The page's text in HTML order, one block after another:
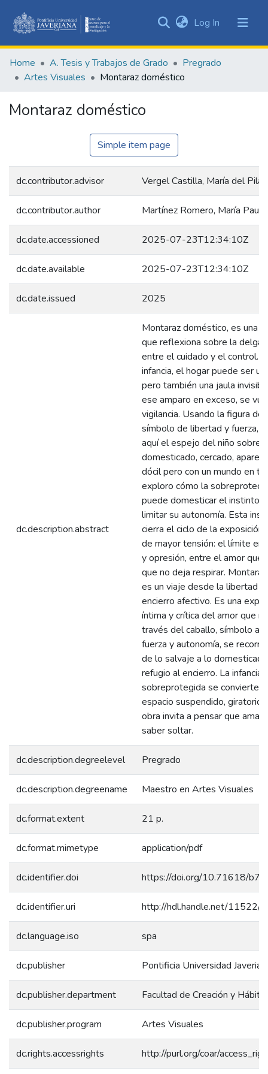
&
Collections
Statistics
Log In (current)
Home A. Tesis y Trabajos de Grado
Pregrado
Artes Visuales
Montaraz doméstico
Montaraz doméstico
Simple item page
dc.contributor.advisor Vergel Castilla, María del Pilar
dc.contributor.author Martínez Romero, María Paula
dc.date.accessioned 2025-07-23T12:34:10Z
dc.date.available 2025-07-23T12:34:10Z
dc.date.issued 2025
dc.description.abstract
Montaraz doméstico, es una
que reflexiona sobre la
entre el cuidado y el control.
infancia, el hogar puede ser
pero también una jaula
ese amparo en exceso, se
vigilancia. Usando la figura
símbolo de libertad y fuerza,
aquí el espejo del niño
domesticado, cercado,
dócil pero con un mundo en
exploro cómo la
puede domesticar el instinto
limitar su autonomía. Esta
cierra el ciclo de la exposición
de mayor tensión: el límite
y opresión, entre el amor que
que no deja respirar.
es un viaje desde la libertad
encierro afectivo. Es una
íntima y crítica del amor que
través del caballo, símbolo
fuerza y autonomía, se
de lo salvaje a lo
refugio al encierro. La infancia
sobreprotegida se convierte
espacio suspendido, giratorio
obra invita a pensar que amar
saber soltar.
dc.description.degreelevel Pregrado
dc.description.degreename Maestro en Artes Visuales
dc.format.extent 21 p.
dc.format.mimetype application/pdf
dc.identifier.doi https://doi.org/10.71618/
dc.identifier.uri http://hdl.handle.net/11522/
dc.language.iso spa
dc.publisher Pontificia Universidad
dc.publisher.department Facultad de Creación y Hábitat
dc.publisher.program Artes Visuales
dc.rights.accessrights http://purl.org/coar/